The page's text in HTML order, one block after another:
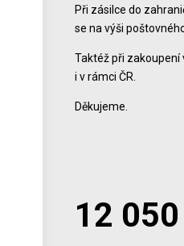
Při zásilce do
se na výši
Taktéž při zakoupení
i v rámci ČR.
Děkujeme.
12